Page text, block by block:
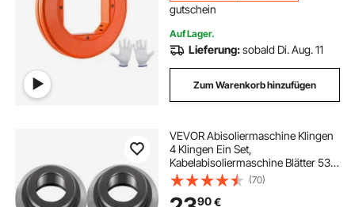
gutschein
Auf Lager.
Lieferung:sobald Di. Aug. 11
Zum Warenkorb hinzufügen
VEVOR Abisoliermaschine Klingen
4 Klingen Ein Set,
Kabelabisoliermaschine Blätter 53
mm Außendurchmesser, Kabel
Abisolierwerkzeug Ersatzklingen
28 mm Innendurchmesser,
(70)
90€